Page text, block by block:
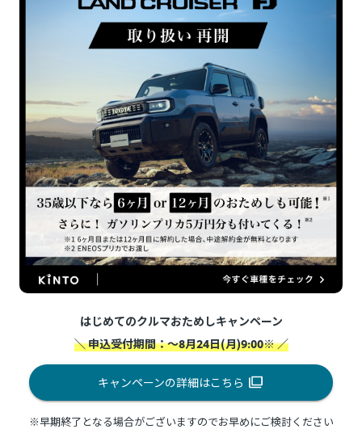
はじめてのクルマおためしキャンペーン
＼ 申込受付期間：～8月24日(月)9:00※ ／
キャンペーンの詳細はこちら
※早期終了となる場合がございますのでお早めにご検討ください